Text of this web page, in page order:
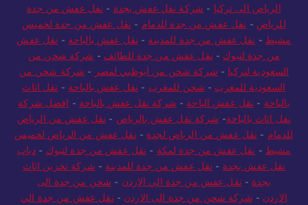
الرياض الى تركيا - شركة نقل عفش بجدة - نقل عفش من جدة
للرياض - نقل عفش من جدة للدمام - نقل عفش من جدة لخميس
مشيط - نقل عفش من جدة للمدينة - نقل عفش بالباحة - نقل عفش
من جدة لتبوك - نقل عفش من جدة للطائف - شركة شحن من
السعودية لتركيا - شركة شحن من ابوظبي لمصر - شركة شحن من
السعودية للمغرب - شحن للمغرب - نقل عفش بالباحة - نقل اثاث
بالباحة - نقل عفش الباحة - شركة نقل عفش بالباحة - افضل شركة
نقل اثاث بالباحة- شركة نقل عفش بالرياض - نقل عفش من الرياض
للدمام - نقل عفش من الرياض لجدة - نقل عفش من الرياض لخميس
مشيط - نقل عفش من جدة لمكة - نقل عفش من جدة لتبوك - دباب
نقل عفش بجدة - نقل عفش من جدة للمدينة - شركة تخزين اثاث
بجدة - نقل عفش من جدة الي الاردن - شحن من جدة الى
الاردن - شركة شحن من جدة الى الاردن - نقل عفش من جدة الي